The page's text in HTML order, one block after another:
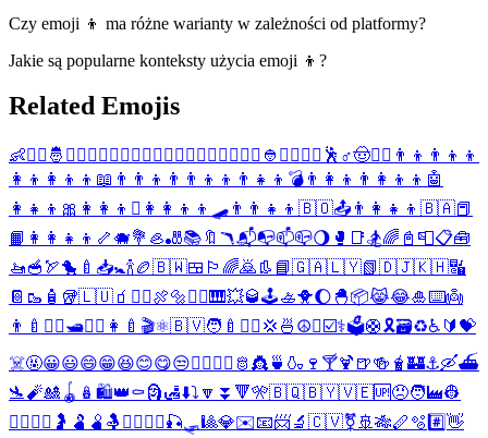
Czy emoji 👦 ma różne warianty w zależności od platformy?
Jakie są popularne konteksty użycia emoji 👦?
Related Emojis
👶🙇‍♂️ 🤴 👱‍♂️ 🙍‍♂️ 🙎‍♂️ 🙅‍♂️ 🙆‍♂️ 💁‍♂️ 🙋‍♂️ 🤦‍♂️ 🤷‍♂️ 👲 💆‍♂️ 💇‍♂️ 🕺 ♂️🤠👯‍♂️ 👨‍👦 👨‍👦‍👦
👩‍👦 👩‍👦‍👦 📖 👨‍👨‍👦 👨‍👨‍👦‍👦 👨‍👧‍👦 💣 👨‍👩‍👦 👨‍👩‍👦‍👦 🤖
👩‍👧‍👦 🎀 👩‍👩‍👦 ⛵ 👩‍👩‍👦‍👦 🛹 👨‍👨‍👧‍👦 🇧🇴📤 👨‍👩‍👧‍👦 🇧🇦📕
📙 👩‍👩‍👧‍👦 🦴 🐗💐 🦪🎳📚 🔖 🪃📬📭📫📪🌖 🥊 📑🏂🌈 📓 📮📋🧰
🚤🥣 🏹🐤 🍼 📥🚼🍾🏉🇧🇼🍱 🏳️‍🌈🙇 👢 📘🇬🇦🇱🇾📗🇩🇯🇰🇭🔣
📔 🥾 🧴 🥡🇱🇺 🧃 🚣‍♂️🍖🔩 🚣‍♀️🎹💥🥃🕹️🚣🐥🌔 🐣📦😹😂🎍⌨️👼
👨‍🍼 🙇‍♀️🛥️⛹️‍♂️ 👩‍🍼 🎬⚛️🇧🇻🧑‍🍼 ⛹️‍♀️ 💢 🍜 ☮️⛹️ ☑️⚕️🗳️🛟🎗️🗃️♻️♿ 🔰 💝
☠️🤬😀😃😄😁😆😊😋😒💂‍♂️ 💂‍♀️ 🫅 👸 🍵 🍶 🍷 🍸🍹 🍺🍻 🧋 🏰⚓🛶⛴️
🛬 🧨🎎 🪀 🪆 🛍️👑⚰️🗿🛃⬇️⤵️ 🔽 ⏬ 🔻🎌🇧🇶🇧🇾🇻🇪🆙😠🧑‍🏭👷
👷‍♂️ 👷‍♀️ 🤰 🫃 🫄 🤱 🧗‍♂️ 🧗‍♀️🎣🛷🎱💎✉️📧📨🔬 🇨🇻⚧️ 🚢 🎋🪈 🫧 #️⃣ 👋